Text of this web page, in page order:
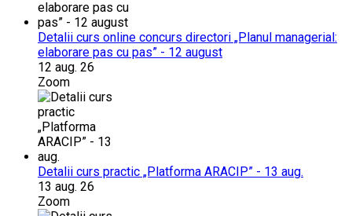
Detalii curs online concurs directori „Planul managerial:
elaborare pas cu pas” - 12 august
12 aug. 26
Zoom
Detalii curs practic „Platforma ARACIP” - 13 aug.
13 aug. 26
Zoom